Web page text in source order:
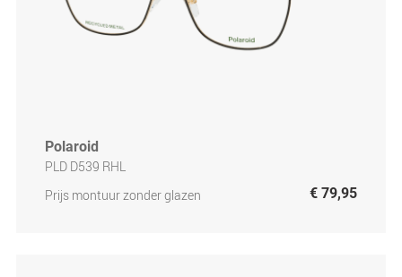
Polaroid
PLD D539 RHL
Prijs montuur zonder glazen
€ 79,95